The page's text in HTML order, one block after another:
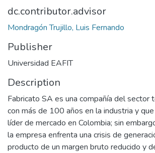
dc.contributor.advisor
Mondragón Trujillo, Luis Fernando
Publisher
Universidad EAFIT
Description
Fabricato SA es una compañía del sector
con más de 100 años en la industria y
líder de mercado en Colombia; sin
la empresa enfrenta una crisis de
producto de un margen bruto reducido y